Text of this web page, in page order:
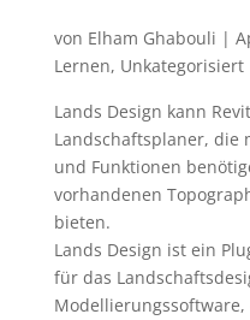
von Elham Ghabouli |
Lernen, Unkategorisiert
Lands Design kann
Landschaftsplaner, die
und Funktionen
vorhandenen
bieten.
Lands Design ist ein
für das